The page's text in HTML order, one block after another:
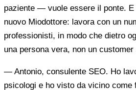
paziente — vuole essere il ponte. E
nuovo Miodottore: lavora con un
professionisti, in modo che dietro
una persona vera, non un
— Antonio, consulente SEO. Ho
psicologi e ho visto da vicino come